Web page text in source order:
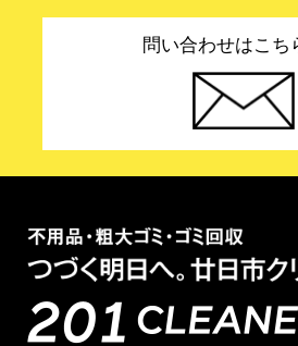
問い合わせはこち